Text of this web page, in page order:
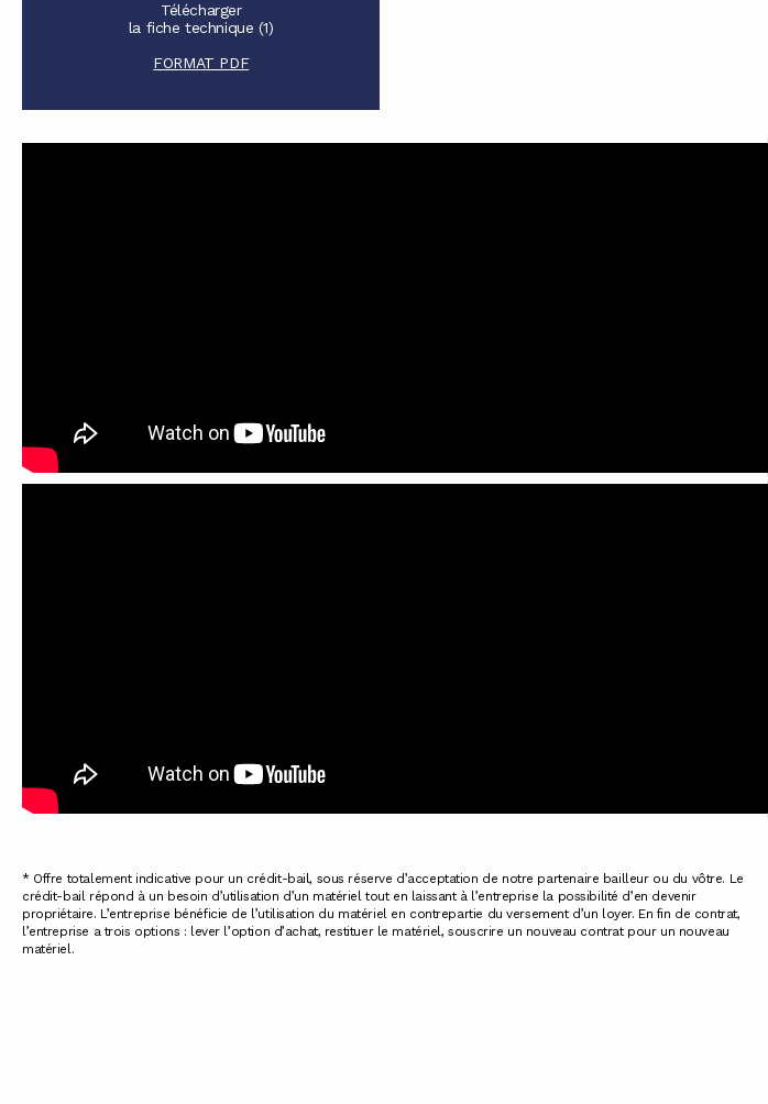
Télécharger
la fiche technique (1)
FORMAT PDF
* Offre totalement indicative pour un crédit-bail, sous réserve d’acceptation de notre partenaire bailleur ou du vôtre. Le
crédit-bail répond à un besoin d’utilisation d’un matériel tout en laissant à l’entreprise la possibilité d’en devenir
propriétaire. L’entreprise bénéficie de l’utilisation du matériel en contrepartie du versement d’un loyer. En fin de contrat,
l’entreprise a trois options : lever l’option d’achat, restituer le matériel, souscrire un nouveau contrat pour un nouveau
matériel.